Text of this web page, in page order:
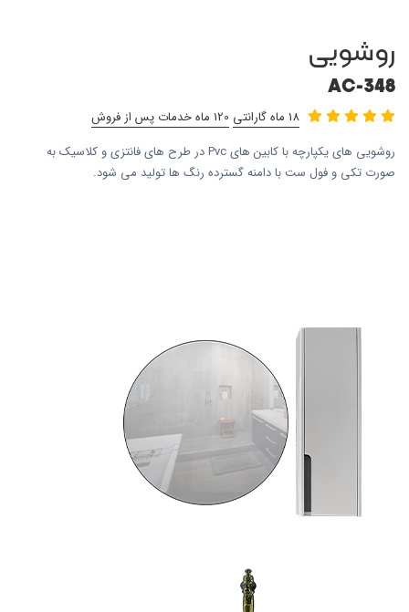
روشویی
AC-348
18 ماه گارانتی
120 ماه خدمات پس از فروش
روشویی های یکپارچه با کابین های Pvc در طرح های فانتزی و کلاسیک به
صورت تکی و فول ست با دامنه گسترده رنگ ها تولید می شود.